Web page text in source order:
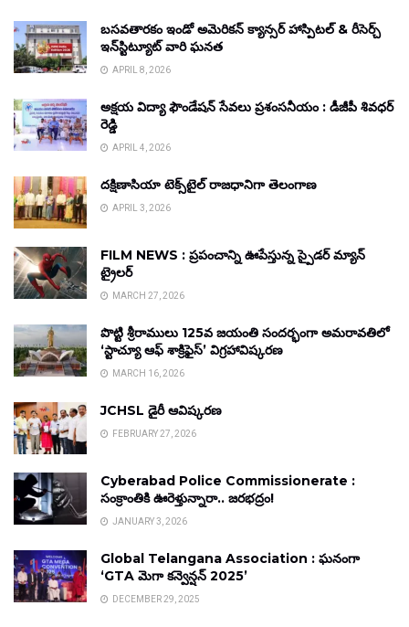
బసవతారకం ఇండో అమెరికన్ క్యాన్సర్ హాస్పిటల్ & రీసెర్చ్
ఇన్‌స్టిట్యూట్ వారి ఘనత
APRIL 8, 2026
అక్షయ విద్యా ఫౌండేషన్ సేవలు ప్రశంసనీయం : డీజీపీ శివధర్
రెడ్డి
APRIL 4, 2026
దక్షిణాసియా టెక్స్‌టైల్ రాజధానిగా తెలంగాణ
APRIL 3, 2026
FILM NEWS : ప్రపంచాన్ని ఊపేస్తున్న స్పైడర్ మ్యాన్
ట్రైలర్
MARCH 27, 2026
పొట్టి శ్రీరాములు 125వ జయంతి సందర్భంగా అమరావతిలో
‘స్టాచ్యూ ఆఫ్ శాక్రిఫైస్’ విగ్రహావిష్కరణ
MARCH 16, 2026
JCHSL డైరీ ఆవిష్కరణ
FEBRUARY 27, 2026
Cyberabad Police Commissionerate :
సంక్రాంతికి ఊరెళ్తున్నారా.. జరభద్రం!
JANUARY 3, 2026
Global Telangana Association : ఘనంగా
‘GTA మెగా కన్వెన్షన్ 2025’
DECEMBER 29, 2025